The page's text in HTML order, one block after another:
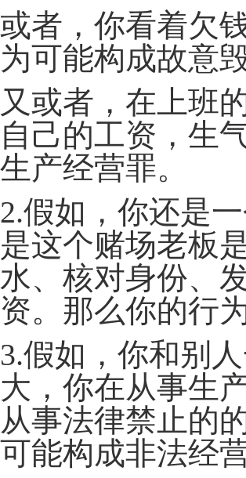
或者，你看着欠
为可能构成故意
又或者，在上班
自己的工资，生
生产经营罪。
2.假如，你还是
是这个赌场老板
水、核对身份、
资。那么你的行
3.假如，你和别
大，你在从事生
从事法律禁止的
可能构成非法经